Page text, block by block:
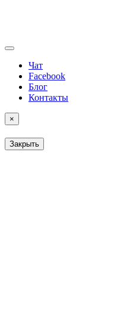
Чат
Facebook
Блог
Контакты
×
Закрыть